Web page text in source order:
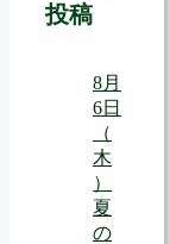
投稿
8月
6日
（
木
）
夏
の